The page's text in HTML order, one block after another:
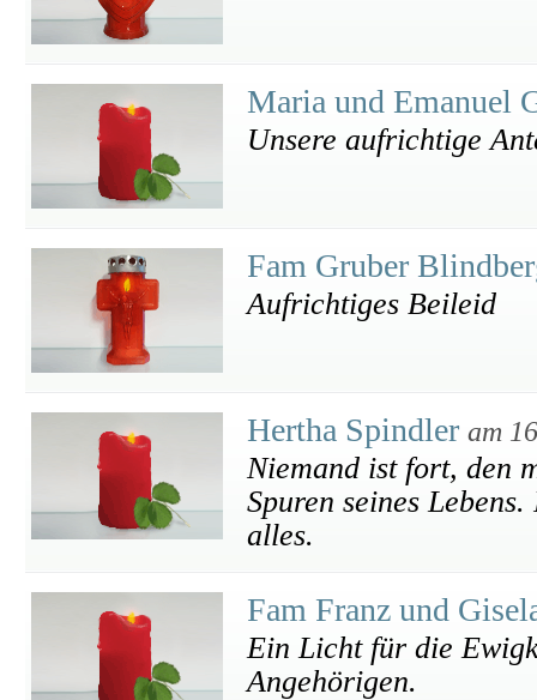
Maria und Emanuel
Unsere aufrichtige
Fam Gruber
Aufrichtiges Beileid
Hertha Spindler am
Niemand ist fort, den
Spuren seines
alles.
Fam Franz und
Ein Licht für die
Angehörigen.